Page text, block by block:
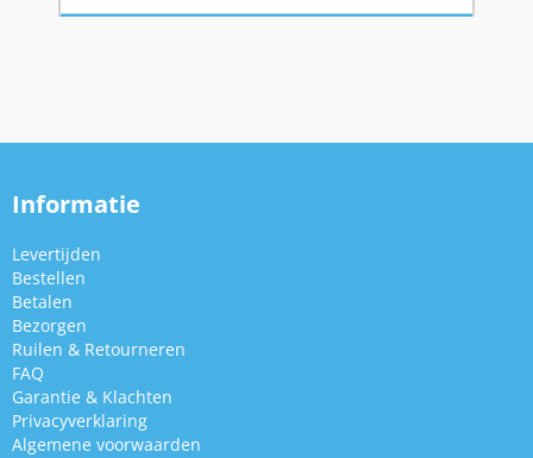
Informatie
Levertijden
Bestellen
Betalen
Bezorgen
Ruilen & Retourneren
FAQ
Garantie & Klachten
Privacyverklaring
Algemene voorwaarden